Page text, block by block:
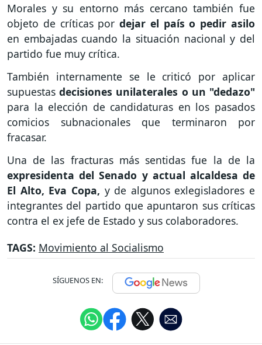
Morales y su entorno más cercano también fue
objeto de críticas por dejar el país o pedir asilo
en embajadas cuando la situación nacional y del
partido fue muy crítica.
También internamente se le criticó por aplicar
supuestas decisiones unilaterales o un "dedazo"
para la elección de candidaturas en los pasados
comicios subnacionales que terminaron por
fracasar.
Una de las fracturas más sentidas fue la de la
expresidenta del Senado y actual alcaldesa de
El Alto, Eva Copa, y de algunos exlegisladores e
integrantes del partido que apuntaron sus críticas
contra el ex jefe de Estado y sus colaboradores.
TAGS: Movimiento al Socialismo
SÍGUENOS EN: